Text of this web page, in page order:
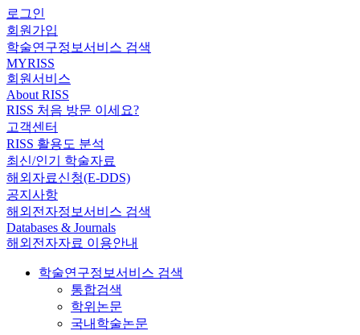
로그인
회원가입
학술연구정보서비스 검색
MYRISS
회원서비스
About RISS
RISS 처음 방문 이세요?
고객센터
RISS 활용도 분석
최신/인기 학술자료
해외자료신청(E-DDS)
공지사항
해외전자정보서비스 검색
Databases & Journals
해외전자자료 이용안내
학술연구정보서비스 검색
통합검색
학위논문
국내학술논문